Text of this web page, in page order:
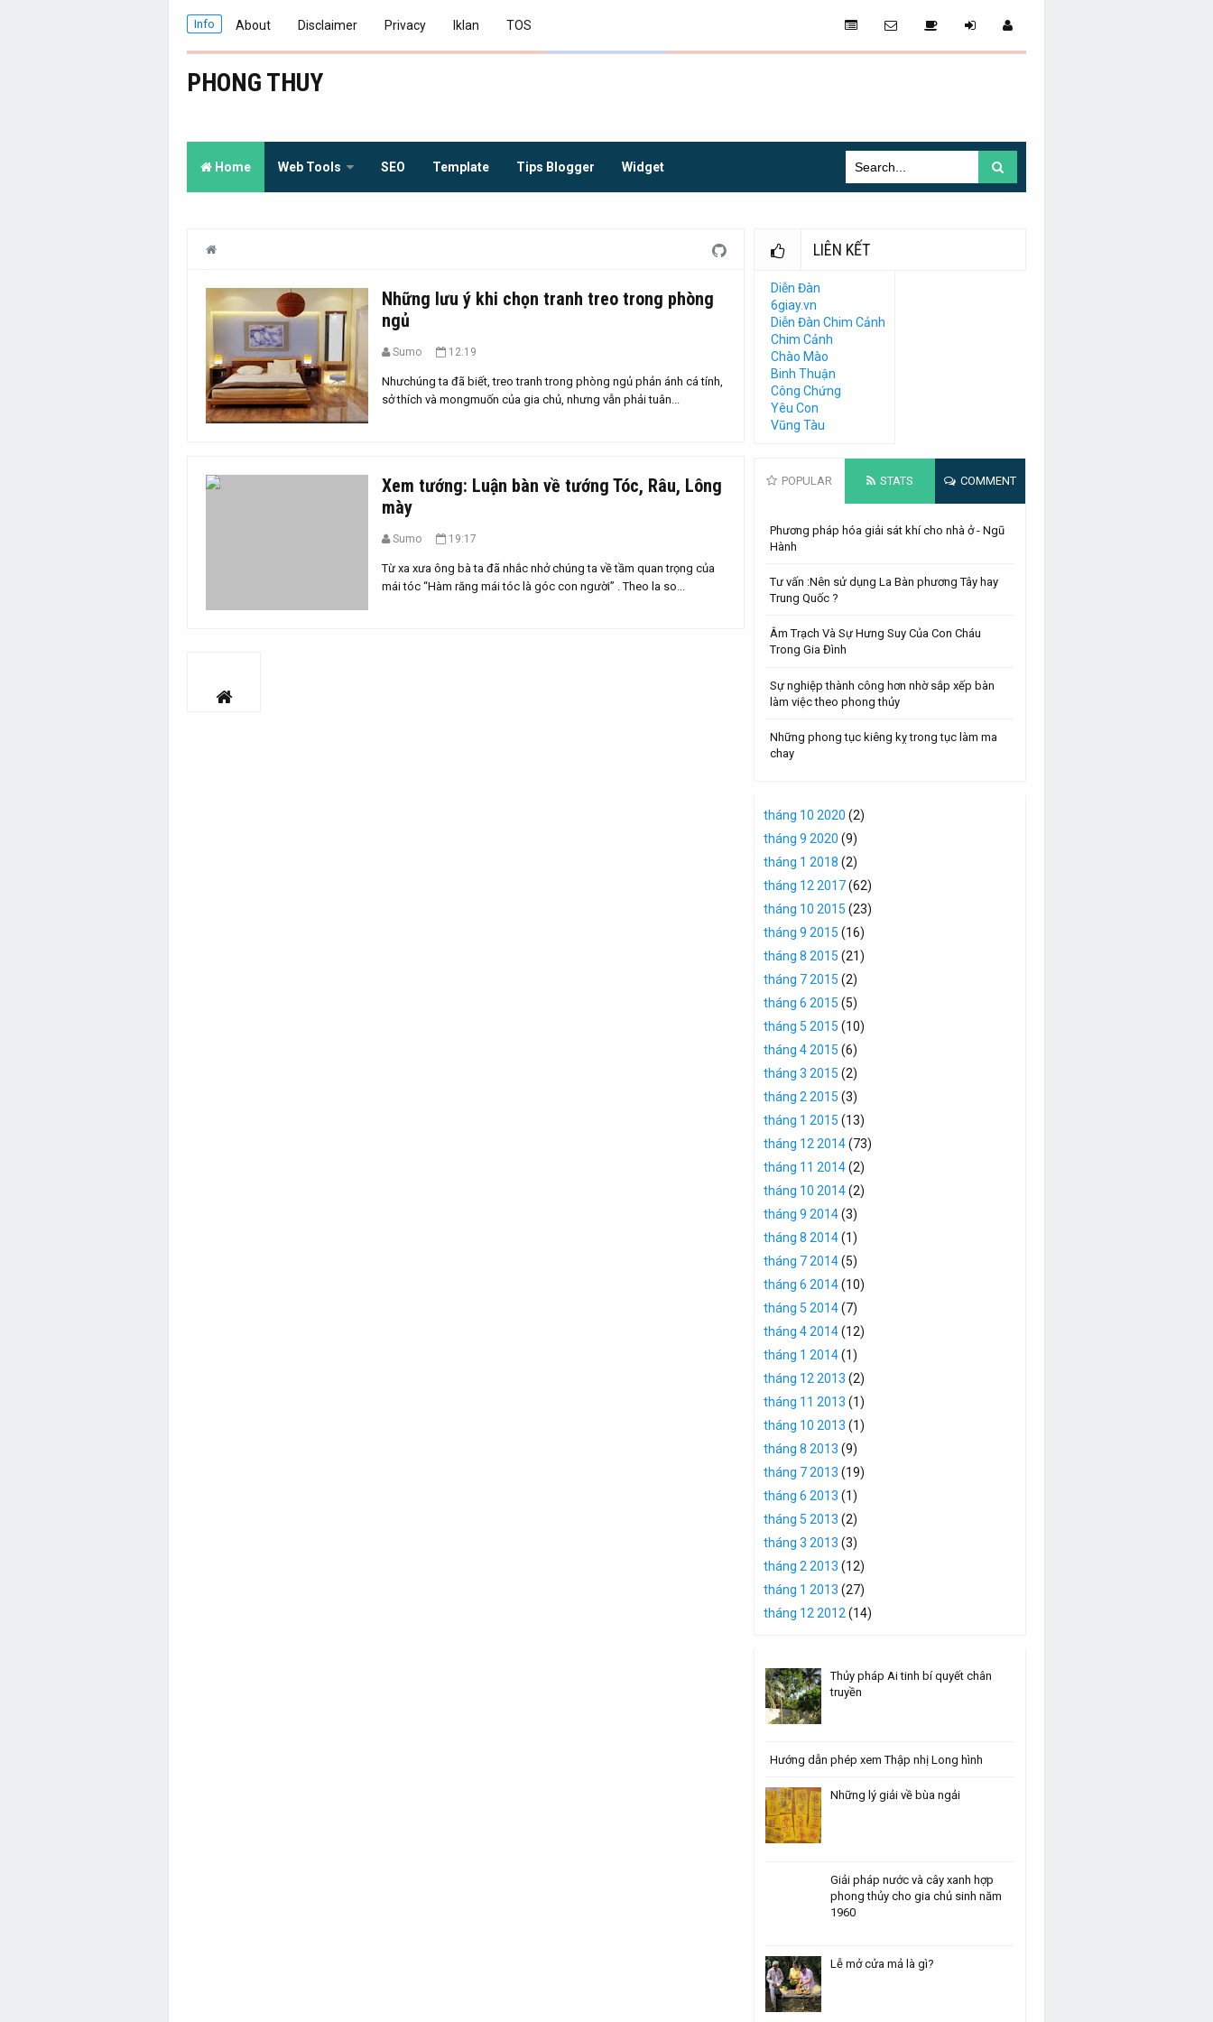
Info About Disclaimer Privacy Iklan TOS
PHONG THUY
Home Web Tools SEO Template Tips Blogger Widget
Những lưu ý khi chọn tranh treo trong phòng
ngủ
Sumo 12:19
Nhưchúng ta đã biết, treo tranh trong phòng ngủ phản ánh cá tính,
sở thích và mongmuốn của gia chủ, nhưng vẫn phải tuân...
Xem tướng: Luận bàn về tướng Tóc, Râu, Lông
mày
Sumo 19:17
Từ xa xưa ông bà ta đã nhắc nhở chúng ta về tầm quan trọng của
mái tóc “Hàm răng mái tóc là góc con người” . Theo la so...
LIÊN KẾT
Diễn Đàn
6giay.vn
Diễn Đàn Chim Cảnh
Chim Cảnh
Chào Mào
Binh Thuận
Công Chứng
Yêu Con
Vũng Tàu
POPULAR STATS COMMENT
Phương pháp hóa giải sát khí cho nhà ở - Ngũ
Hành
Tư vấn :Nên sử dụng La Bàn phương Tây hay
Trung Quốc ?
Âm Trạch Và Sự Hưng Suy Của Con Cháu
Trong Gia Đình
Sự nghiệp thành công hơn nhờ sắp xếp bàn
làm việc theo phong thủy
Những phong tục kiêng kỵ trong tục làm ma
chay
tháng 10 2020 (2)
tháng 9 2020 (9)
tháng 1 2018 (2)
tháng 12 2017(62)
tháng 10 2015 (23)
tháng 9 2015 (16)
tháng 8 2015 (21)
tháng 7 2015 (2)
tháng 6 2015 (5)
tháng 5 2015 (10)
tháng 4 2015 (6)
tháng 3 2015 (2)
tháng 2 2015 (3)
tháng 1 2015 (13)
tháng 12 2014(73)
tháng 11 2014(2)
tháng 10 2014(2)
tháng 9 2014(3)
tháng 8 2014(1)
tháng 7 2014(5)
tháng 6 2014(10)
tháng 5 2014(7)
tháng 4 2014(12)
tháng 1 2014(1)
tháng 12 2013 (2)
tháng 11 2013 (1)
tháng 10 2013 (1)
tháng 8 2013 (9)
tháng 7 2013 (19)
tháng 6 2013 (1)
tháng 5 2013 (2)
tháng 3 2013 (3)
tháng 2 2013 (12)
tháng 1 2013 (27)
tháng 12 2012(14)
Thủy pháp Ai tinh bí quyết chân
truyền
Hướng dẫn phép xem Thập nhị Long hình
Những lý giải về bùa ngải
Giải pháp nước và cây xanh hợp
phong thủy cho gia chủ sinh năm
1960
Lễ mở cửa mả là gì?